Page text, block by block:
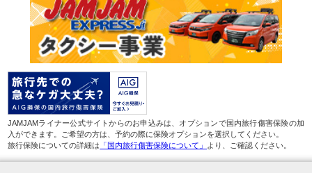
JAMJAMライナー公式サイトからのお申込みは、オプションで国内旅行傷害保険の加
入ができます。ご希望の方は、予約の際に保険オプションを選択してください。
旅行保険についての詳細は 「国内旅行傷害保険について」 より、ご確認ください。